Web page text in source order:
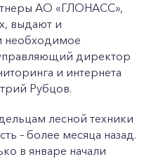
АО «ГЛОНАСС»,
выдают и
необходимое
директор
и интернета
Рубцов.
лесной техники
– более месяца назад.
в январе начали